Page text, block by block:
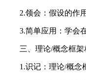
2.领会：假设的作用
3.简单应用：学会在
三、理论/概念框架
1.识记：理论/概念